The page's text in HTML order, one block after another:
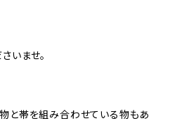
いませ。
と帯を組み合わせている物もあ